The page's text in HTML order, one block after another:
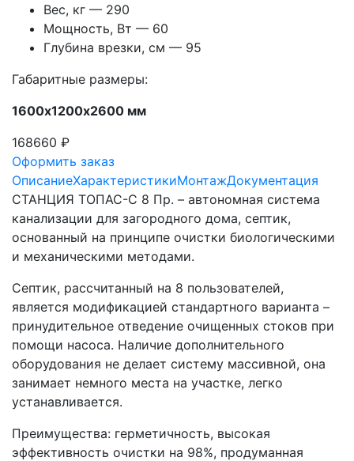
Вес, кг — 290
Мощность, Вт — 60
Глубина врезки, см — 95
Габаритные размеры:
1600х1200х2600 мм
168660 ₽
Оформить заказ
ОписаниеХарактеристикиМонтажДокументация
СТАНЦИЯ ТОПАС-С 8 Пр. – автономная система
канализации для загородного дома, септик,
основанный на принципе очистки биологическими
и механическими методами.
Септик, рассчитанный на 8 пользователей,
является модификацией стандартного варианта –
принудительное отведение очищенных стоков при
помощи насоса. Наличие дополнительного
оборудования не делает систему массивной, она
занимает немного места на участке, легко
устанавливается.
Преимущества: герметичность, высокая
эффективность очистки на 98%, продуманная